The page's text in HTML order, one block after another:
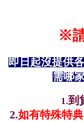
※
即日起沒提供
需哪
1.到
2.如有特殊特典